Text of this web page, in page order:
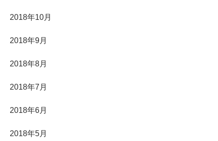
2018年10月
2018年9月
2018年8月
2018年7月
2018年6月
2018年5月